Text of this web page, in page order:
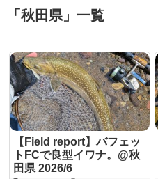
「 秋田県 」 一覧
【Field report】バフェッ
トFCで良型イワナ。@秋
田県 2026/6